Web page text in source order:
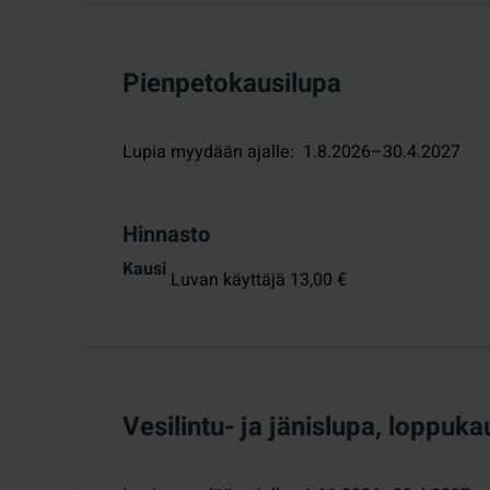
Pienpetokausilupa
Lupia myydään ajalle: 1.8.2026–30.4.2027
Hinnasto
Kausi Luvan käyttäjä 13,00 €
Vesilintu- ja jänislupa,